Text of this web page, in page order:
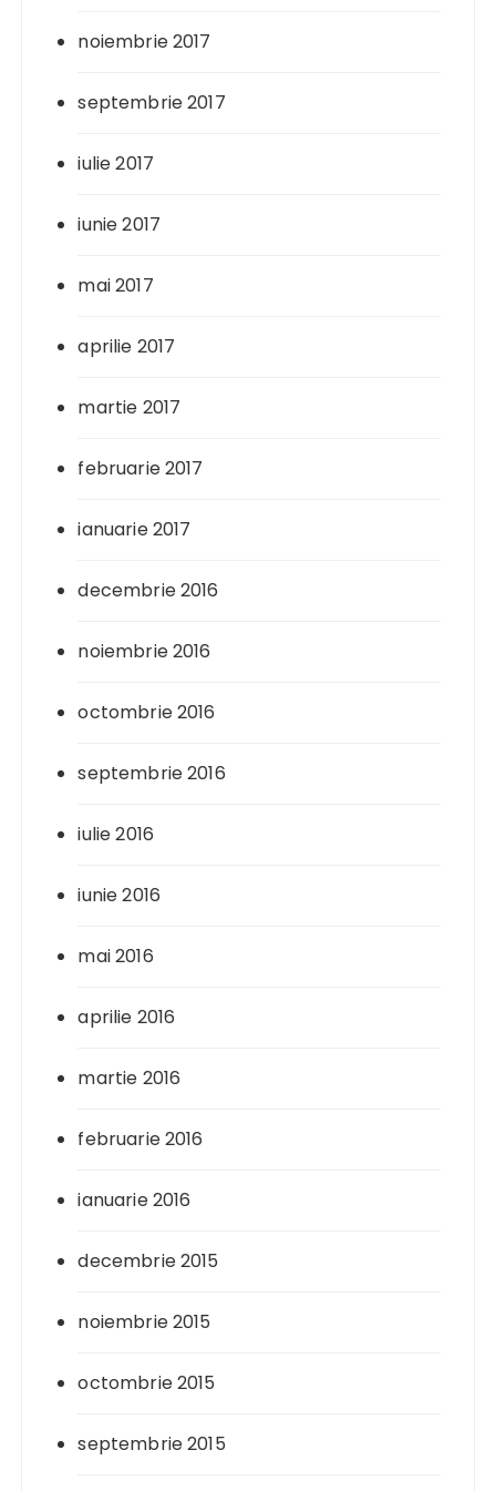
noiembrie 2017
septembrie 2017
iulie 2017
iunie 2017
mai 2017
aprilie 2017
martie 2017
februarie 2017
ianuarie 2017
decembrie 2016
noiembrie 2016
octombrie 2016
septembrie 2016
iulie 2016
iunie 2016
mai 2016
aprilie 2016
martie 2016
februarie 2016
ianuarie 2016
decembrie 2015
noiembrie 2015
octombrie 2015
septembrie 2015